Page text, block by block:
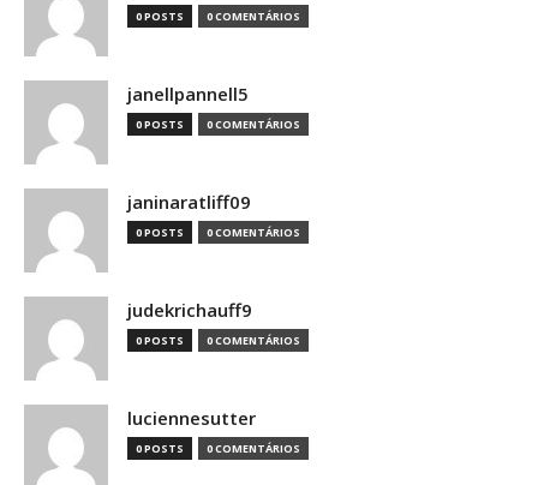
0 POSTS 0 COMENTÁRIOS
janellpannell5
0 POSTS 0 COMENTÁRIOS
janinaratliff09
0 POSTS 0 COMENTÁRIOS
judekrichauff9
0 POSTS 0 COMENTÁRIOS
luciennesutter
0 POSTS 0 COMENTÁRIOS